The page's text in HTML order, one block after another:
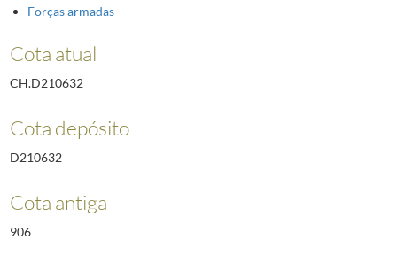
Forças armadas
Cota atual
CH.D210632
Cota depósito
D210632
Cota antiga
906